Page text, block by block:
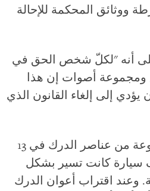
ووثائق المحكمة للإحالة
24 من الدستور المغربي لسنة 2011 على أنه "لكلّ شخص الحق في
ومجموعة أصوات إن هذا
إلى إلغاء القانون الذي
وبحسب التقرير الذي أعدته الشرطة، قامت مجموعة من عناصر الدرك في 13
الساعة 11 ليلا، بتوقيف سيارة كانت تسير بشكل
اقتراب أعوان الدرك